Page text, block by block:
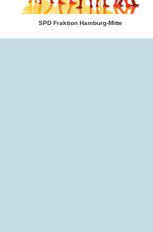
SPD Fraktion Hamburg-Mitte